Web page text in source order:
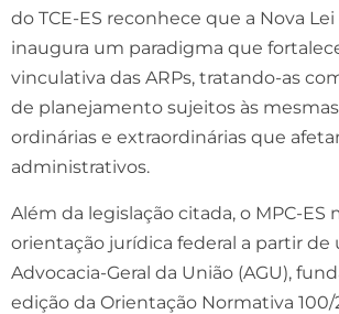
do TCE-ES reconhece que a Nova
inaugura um paradigma que
vinculativa das ARPs, tratando-as
de planejamento sujeitos às
ordinárias e extraordinárias que
administrativos.
Além da legislação citada, o MPC-ES
orientação jurídica federal a partir de
Advocacia-Geral da União (AGU),
edição da Orientação Normativa 100/